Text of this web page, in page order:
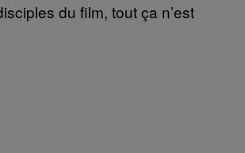
du film, tout ça n’est